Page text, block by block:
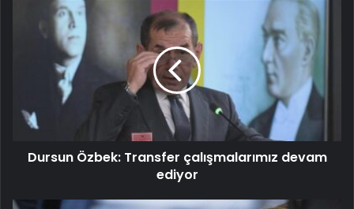
Dursun Özbek: Transfer çalışmalarımız devam
ediyor